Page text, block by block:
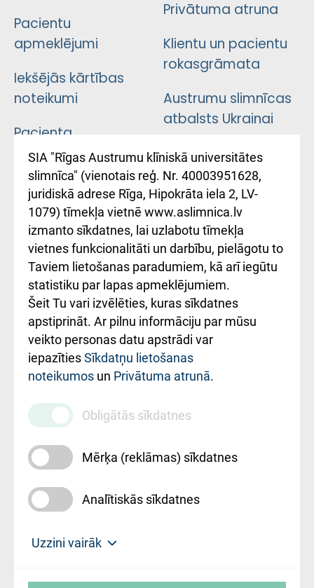
Pacientu
apmeklējumi
Iekšējās kārtības
noteikumi
Pacienta
atsauksmju/sūdzību
iesniegšanas
kārtība
Kā pie mums nokļūt
Rēķinu apmaksas
ceļvedis
Rekvizīti un
ārstniecības
iestādes kods
010000234
Maksas
pakalpojumu
cenrādis
Privātuma atruna
Klientu un pacientu
rokasgrāmata
Austrumu slimnīcas
atbalsts Ukrainai
Підтримка Східної
лікарні та співпраця з
Україною
SIA "Rīgas Austrumu klīniskā universitātes
slimnīca" (vienotais reģ. Nr. 40003951628,
juridiskā adrese Rīga, Hipokrāta iela 2, LV-
1079) tīmekļa vietnē www.aslimnica.lv
izmanto sīkdatnes, lai uzlabotu tīmekļa
vietnes funkcionalitāti un darbību, pielāgotu to
Taviem lietošanas paradumiem, kā arī iegūtu
statistiku par lapas apmeklējumiem.
Šeit Tu vari izvēlēties, kuras sīkdatnes
apstiprināt. Ar pilnu informāciju par mūsu
veikto personas datu apstrādi var
iepazītiesSīkdatņu lietošanas
noteikumos un Privātuma atrunā.
Obligātās sīkdatnes
Mērķa (reklāmas) sīkdatnes
Analītiskās sīkdatnes
Uzzini vairāk